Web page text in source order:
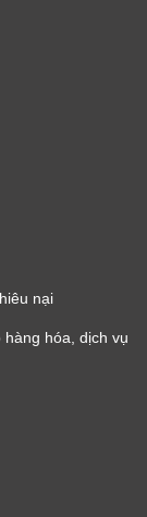
nại
hóa, dịch vụ